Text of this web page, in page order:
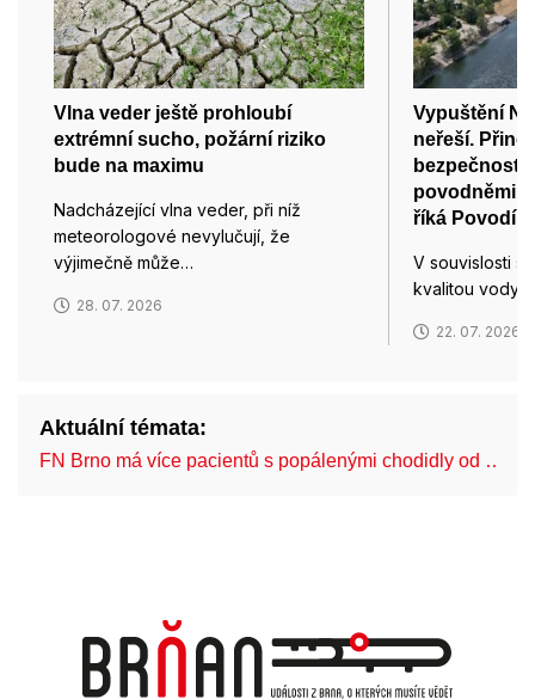
Vlna veder ještě prohloubí
extrémní sucho, požární riziko
bude na maximu
Nadcházející vlna veder, při níž
meteorologové nevylučují, že
výjimečně může…
28. 07. 2026
Vypuštění
neřeší.
bezpečnost,
povodněmi i
říká Povodí
V souvislosti s
kvalitou vody
22. 07. 2026
Aktuální témata:
FN Brno má více pacientů s popálenými chodidly od …